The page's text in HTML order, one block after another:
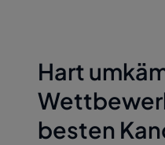
Hart
besten